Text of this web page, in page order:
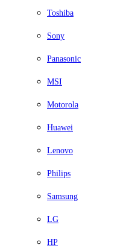
Toshiba
Sony
Panasonic
MSI
Motorola
Huawei
Lenovo
Philips
Samsung
LG
HP